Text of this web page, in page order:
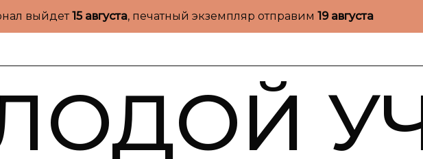
выйдет15 августа, печатный экземпляр отправим 19 августа